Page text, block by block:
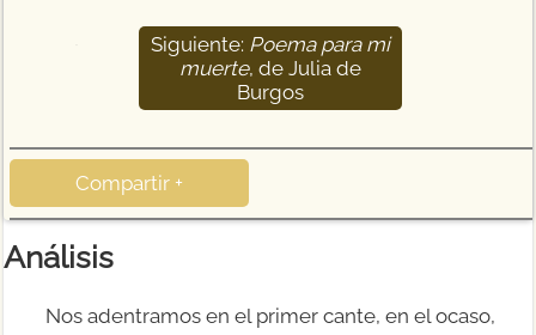
Siguiente: Poema para mi
muerte, de Julia de
Burgos
Compartir +
Análisis
Nos adentramos en el primer cante, en el ocaso,